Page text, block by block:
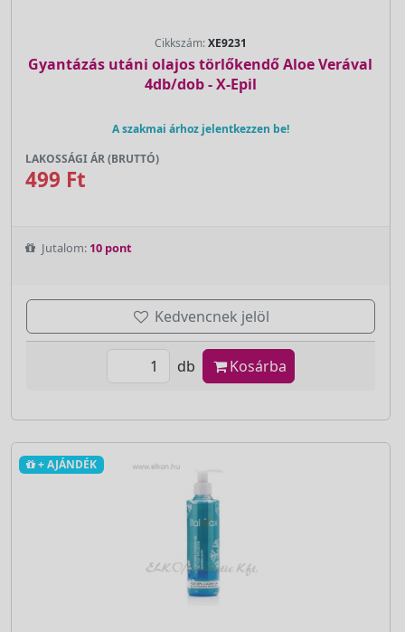
Cikkszám:XE9231
Gyantázás utáni olajos törlőkendő Aloe Verával
4db/dob - X-Epil
A szakmai árhoz jelentkezzen be!
LAKOSSÁGI ÁR (BRUTTÓ)
499 Ft
Jutalom: 10 pont
Kedvencnek jelöl
db Kosárba
+ AJÁNDÉK